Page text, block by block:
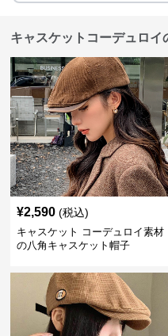
キャスケットコーデュロイ
¥2,590 (税込)
キャスケット コーデュロイ素材
の八角キャスケット帽子